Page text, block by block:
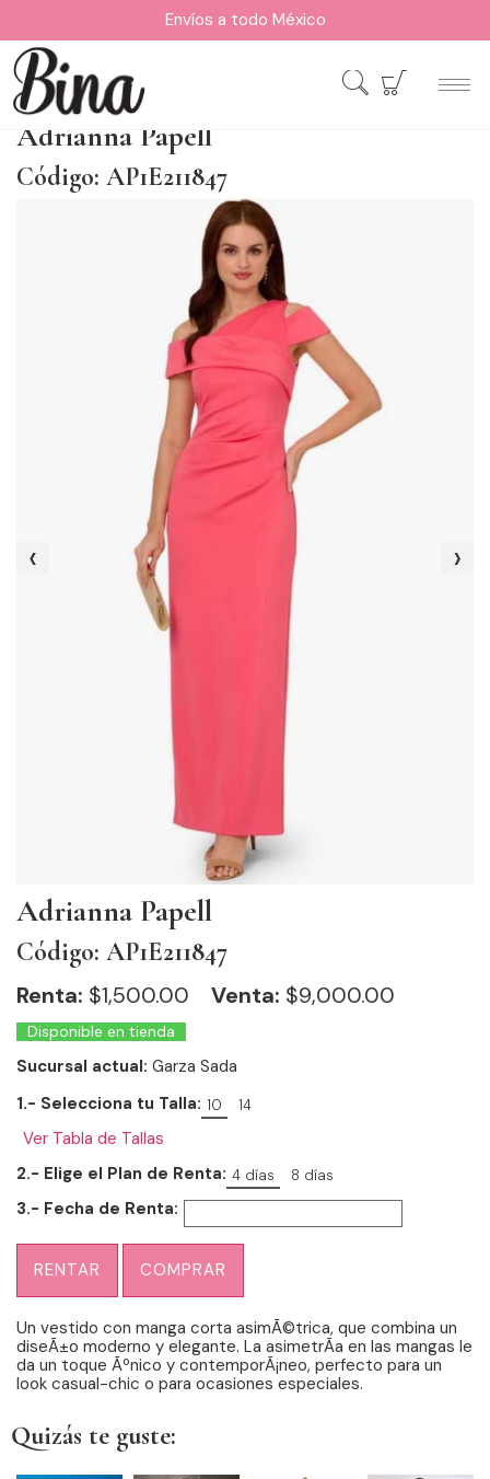
Envíos a todo México
Adrianna Papell
Código: AP1E211847
‹ ›
Adrianna Papell
Código: AP1E211847
Renta: $1,500.00 Venta: $9,000.00
Disponible en tienda
Sucursal actual: Garza Sada
1.- Selecciona tu Talla: 10 14
Ver Tabla de Tallas
2.- Elige el Plan de Renta: 4 días 8 días
3.- Fecha de Renta:
RENTAR COMPRAR
Un vestido con manga corta asimÃ©trica, que combina un
diseÃ±o moderno y elegante. La asimetrÃ­a en las mangas le
da un toque Ãºnico y contemporÃ¡neo, perfecto para un
look casual-chic o para ocasiones especiales.
Quizás te guste: